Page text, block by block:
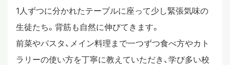
スタディツアー
ニュース
1人ずつに分かれたテーブルに座って少し緊張気味の
生徒たち。背筋も自然に伸びてきます。
前菜やパスタ、メイン料理まで一つずつ食べ方やカト
ラリーの使い方を丁寧に教えていただき、学び多い校